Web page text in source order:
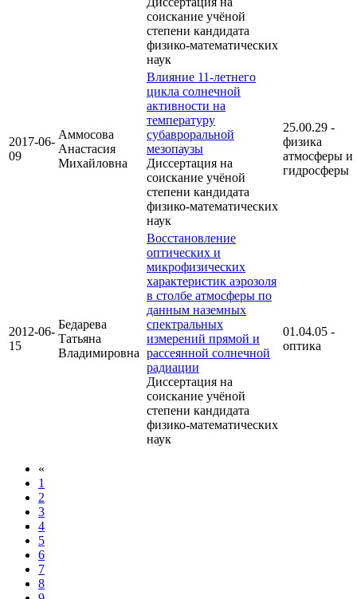
соискание учёной
степени кандидата
физико-математических
наук
2017-06-
09
Аммосова
Анастасия
Михайловна
Влияние 11-летнего
цикла солнечной
активности на
температуру
субавроральной
мезопаузы
Диссертация на
соискание учёной
степени кандидата
физико-математических
наук
25.00.29 -
физика
атмосферы и
гидросферы
2012-06-
15
Бедарева
Татьяна
Владимировна
Восстановление
оптических и
микрофизических
характеристик аэрозоля
в столбе атмосферы по
данным наземных
спектральных
измерений прямой и
рассеянной солнечной
радиации
Диссертация на
соискание учёной
степени кандидата
физико-математических
наук
01.04.05 -
оптика
«
1
2
3
4
5
6
7
8